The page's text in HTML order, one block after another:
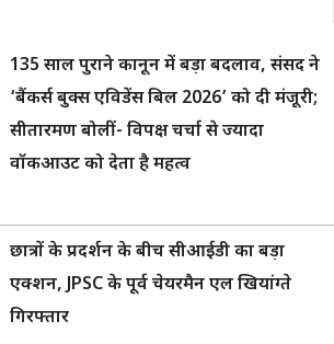
135 साल पुराने कानून में बड़ा बदलाव, संसद ने
‘बैंकर्स बुक्स एविडेंस बिल 2026’ को दी मंजूरी;
सीतारमण बोलीं- विपक्ष चर्चा से ज्यादा
वॉकआउट को देता है महत्व
छात्रों के प्रदर्शन के बीच सीआईडी का बड़ा
एक्शन, JPSC के पूर्व चेयरमैन एल खियांग्ते
गिरफ्तार